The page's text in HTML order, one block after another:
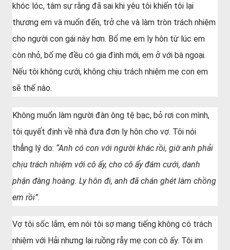
khóc lóc, tâm sự rằng đã sai khi yêu tôi khiến tôi lại
thương em và muốn đến, trở che và làm tròn trách nhiệm
cho người con gái này hơn. Bố mẹ em ly hôn từ lúc em
còn nhỏ, bố mẹ đều có gia đình mới, em ở với bà ngoại.
Nếu tôi không cưới, không chịu trách nhiệm mẹ con em
sẽ thế nào.
Không muốn làm người đàn ông tệ bạc, bỏ rơi con mình,
tôi quyết định về nhà đưa đơn ly hôn cho vợ. Tôi nói
thẳng lý do: “Anh có con với người khác rồi, giờ anh phải
chịu trách nhiệm với cô ấy, cho cô ấy đám cưới, danh
phận đàng hoàng. Ly hôn đi, anh đã chán ghét làm chồng
em rồi”.
Vợ tôi sốc lắm, em nói tôi sợ mang tiếng không có trách
nhiệm với Hải nhưng lại ruồng rẫy mẹ con cô ấy. Tôi im